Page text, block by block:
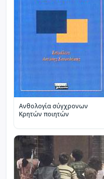
Ανθολογία σύγχρονων
Κρητών ποιητών